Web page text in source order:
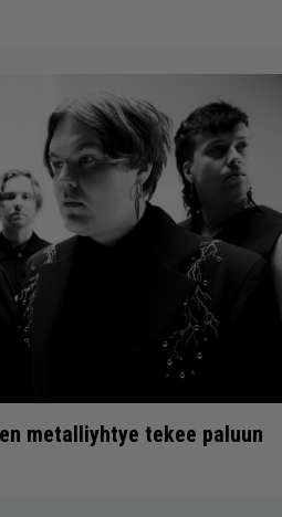
metalliyhtye tekee paluun